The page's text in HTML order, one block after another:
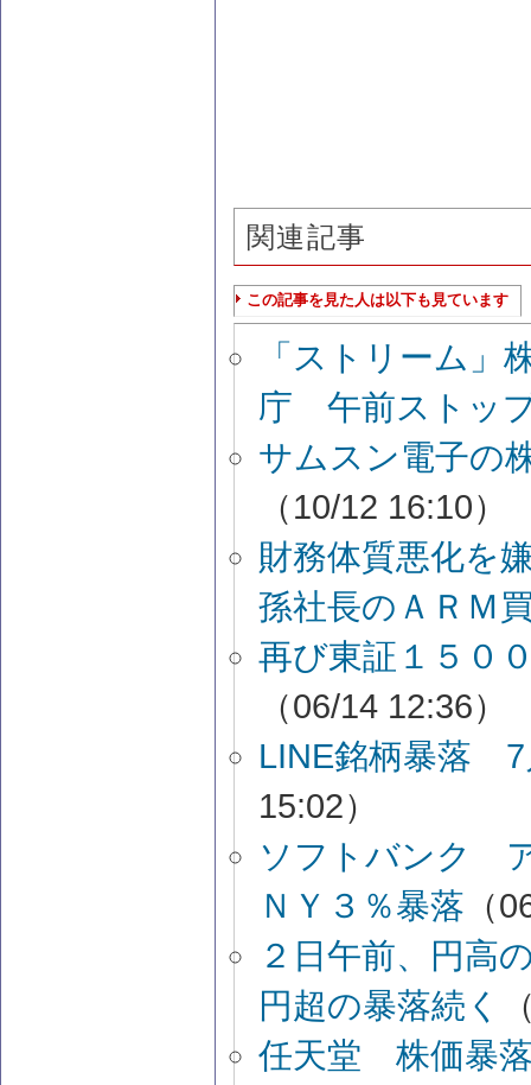
関連記事
この記事を見た人は以下も見ています
「ストリーム」
庁 午前ストッ
サムスン電子の
（10/12 16:10）
財務体質悪化
孫社長のＡＲＭ
再び東証１５０
（06/14 12:36）
LINE銘柄暴落 7
15:02）
ソフトバンク
ＮＹ３％暴落 （
２日午前、円
円超の暴落続く
任天堂 株価暴